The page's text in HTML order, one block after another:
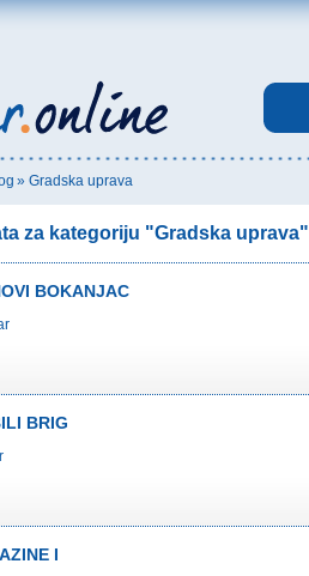
» Gradska uprava
za kategoriju "Gradska uprava"
BOKANJAC
BRIG
I